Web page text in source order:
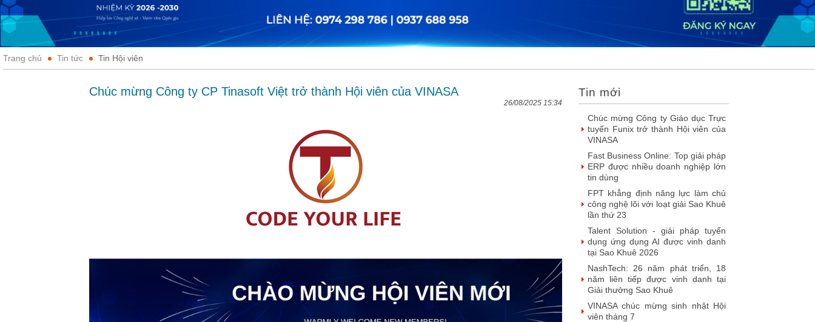
Trang chủ Tin tức Tin Hội viên
Chúc mừng Công ty CP Tinasoft Việt trở thành Hội viên của VINASA
26/08/2025 15:34
Tin mới
DOOH thế hệ mới: Khi quảng cáo
ngoài trời bước vào kỷ nguyên dữ
SIMAX DataHub – Nền tảng tích
FPT Play chiếu trọn vẹn 3 giải bóng
đá ‘hot’ nhất mùa hè 2026
Chúc mừng Công ty Giáo dục Trực
tuyến Funix trở thành Hội viên của
VINASA
Fast Business Online: Top giải pháp
ERP được nhiều doanh nghiệp lớn
tin dùng
FPT khẳng định năng lực làm chủ
công nghệ lõi với loạt giải Sao Khuê
lần thứ 23
Talent Solution - giải pháp tuyển
dụng ứng dụng AI được vinh danh
tại Sao Khuê 2026
NashTech: 26 năm phát triển, 18
năm liên tiếp được vinh danh tại
Giải thưởng Sao Khuê
VINASA chúc mừng sinh nhật Hội
viên tháng 7